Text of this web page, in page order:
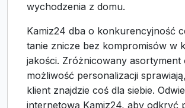
wychodzenia z domu.
Kamiz24 dba o konkurencyjność
tanie znicze bez kompromisów w
jakości. Zróżnicowany asortyment
możliwość personalizacji
klient znajdzie coś dla siebie.
internetową Kamiz24, aby odkryć